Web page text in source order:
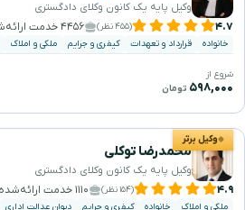
وکیل پایه یک کانون وکلای دادگستری
۴.۷ (۴۵۵ نظر) ۴۴۵۶ خدمت ارائه‌شده
خانواده قرارداد و تعهدات کیفری و جرایم ملکی و املاک
شروع از
۵۹۸,۰۰۰ تومان
وکیل برتر
محمدرضا توکلی
وکیل پایه یک کانون وکلای دادگستری
۴.۹ (۱۵۴ نظر) ۱۱۱۰ خدمت ارائه‌شده
ملکی و املاک خانواده کیفری و جرایم دیوان عدالت اداری